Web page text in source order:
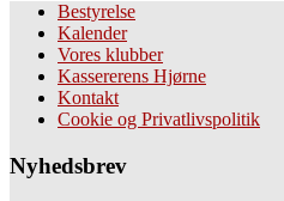
Bestyrelse
Kalender
Vores klubber
Kassererens Hjørne
Kontakt
Cookie og Privatlivspolitik
Nyhedsbrev